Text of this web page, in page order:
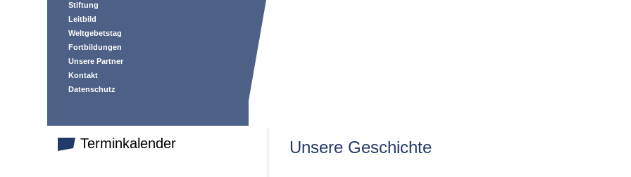
Stiftung
Leitbild
Weltgebetstag
Fortbildungen
Unsere Partner
Kontakt
Datenschutz
Terminkalender Unsere Geschichte